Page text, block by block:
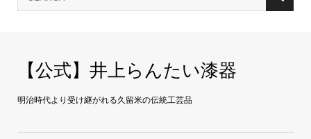
【公式】井上らんたい漆器
明治時代より受け継がれる久留米の伝統工芸品